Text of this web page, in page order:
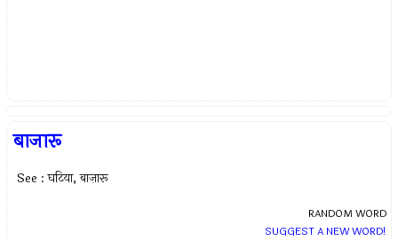
बाजारू
See : घटिया, बाज़ारू
RANDOM WORD
SUGGEST A NEW WORD!